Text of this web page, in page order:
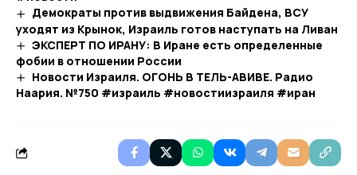
Демократы против выдвижения Байдена, ВСУ
уходят из Крынок, Израиль готов наступать на Ливан
ЭКСПЕРТ ПО ИРАНУ: В Иране есть определенные
фобии в отношении России
Новости Израиля. ОГОНЬ В ТЕЛЬ-АВИВЕ. Радио
Наария. №750 #израиль #новостиизраиля #иран